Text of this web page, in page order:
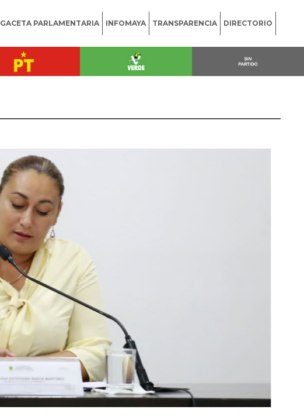
GACETA PARLAMENTARIA INFOMAYA TRANSPARENCIA DIRECTORIO